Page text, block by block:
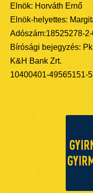
Elnök: Horváth Ernő
Elnök-helyettes:
Adószám:18525278-
Bírósági bejegyzés:
K&H Bank Zrt.
10400401-49565151-